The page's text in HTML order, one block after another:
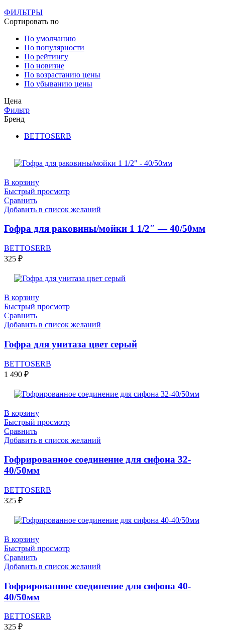
ФИЛЬТРЫ
Сортировать по
По умолчанию
По популярности
По рейтингу
По новизне
По возрастанию цены
По убыванию цены
Цена
Фильтр
Бренд
BETTOSERB
В корзину
Быстрый просмотр
Сравнить
Добавить в список желаний
Гофра для раковины/мойки 1 1/2″ — 40/50мм
BETTOSERB
325 ₽
В корзину
Быстрый просмотр
Сравнить
Добавить в список желаний
Гофра для унитаза цвет серый
BETTOSERB
1 490 ₽
В корзину
Быстрый просмотр
Сравнить
Добавить в список желаний
Гофрированное соединение для сифона 32-
40/50мм
BETTOSERB
325 ₽
В корзину
Быстрый просмотр
Сравнить
Добавить в список желаний
Гофрированное соединение для сифона 40-
40/50мм
BETTOSERB
325 ₽